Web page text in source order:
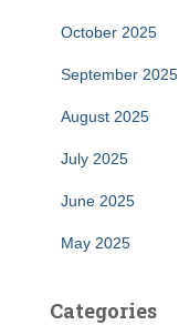
October 2025
September 2025
August 2025
July 2025
June 2025
May 2025
Categories